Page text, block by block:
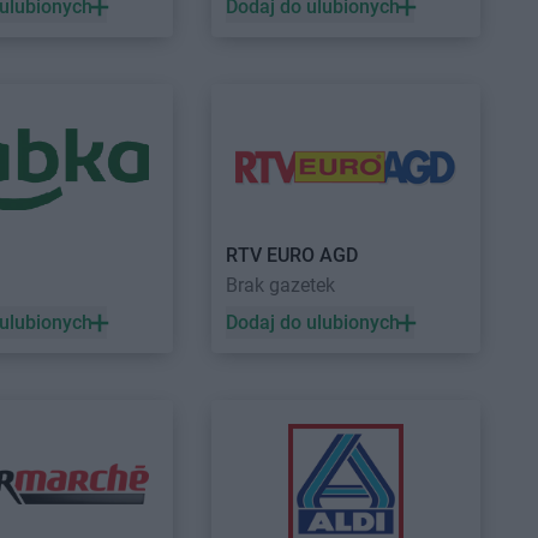
Myszków
Ostrowiec
Ostrzeszów
Przeworsk
BRICOMARCHE Pszczyna
BRICOMARCHE
BRICOMARCHE
Staszów
Strzegom
BRICOMARCHE Syców
BRICOMARCHE Szamotuły
Dodaj do ulubionych
RTV EURO AGD
Brak gazetek
Dodaj do ulubionych